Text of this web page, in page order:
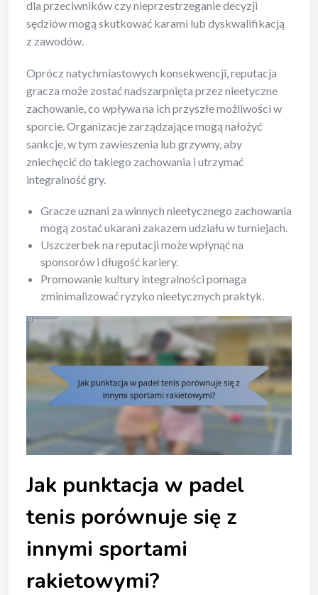
dla przeciwników czy nieprzestrzeganie decyzji
sędziów mogą skutkować karami lub dyskwalifikacją
z zawodów.
Oprócz natychmiastowych konsekwencji, reputacja
gracza może zostać nadszarpnięta przez nieetyczne
zachowanie, co wpływa na ich przyszłe możliwości w
sporcie. Organizacje zarządzające mogą nałożyć
sankcje, w tym zawieszenia lub grzywny, aby
zniechęcić do takiego zachowania i utrzymać
integralność gry.
Gracze uznani za winnych nieetycznego zachowania
mogą zostać ukarani zakazem udziału w turniejach.
Uszczerbek na reputacji może wpłynąć na
sponsorów i długość kariery.
Promowanie kultury integralności pomaga
zminimalizować ryzyko nieetycznych praktyk.
Jak punktacja w padel
tenis porównuje się z
innymi sportami
rakietowymi?